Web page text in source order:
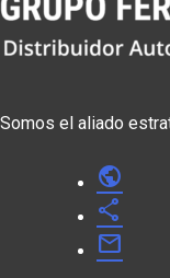
Somos el aliado
public
share
mail